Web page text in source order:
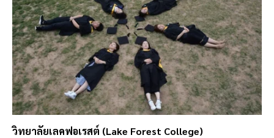
วิทยาลัยเลคฟอเรสต์ (Lake Forest College)